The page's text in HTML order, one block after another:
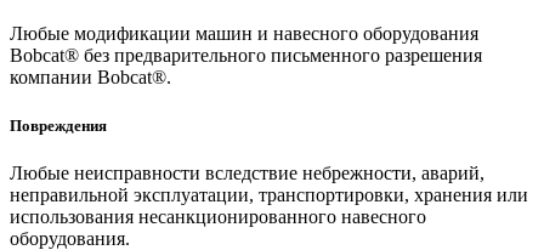
Любые модификации машин и навесного оборудования
Bobcat® без предварительного письменного разрешения
компании Bobcat®.
Повреждения
Любые неисправности вследствие небрежности, аварий,
неправильной эксплуатации, транспортировки, хранения или
использования несанкционированного навесного
оборудования.